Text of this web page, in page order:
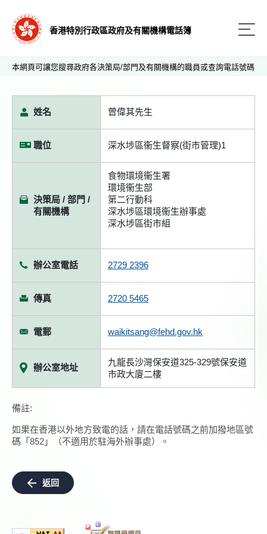
香港特別行政區政府及有關機構電話簿
本網頁可讓您搜尋政府各決策局/部門及有關機構的職員或查詢電話號碼
姓名 曾偉其先生
職位 深水埗區衞生督察(街市管理)1
決策局 / 部門 /
有關機構
食物環境衞生署
環境衞生部
第二行動科
深水埗區環境衞生辦事處
深水埗區街市組
辦公室電話 2729 2396
傳真 2720 5465
電郵 waikitsang@fehd.gov.hk
辦公室地址
九龍長沙灣保安道325-329號保安道
市政大廈二樓
備註:
如果在香港以外地方致電的話，請在電話號碼之前加撥地區號
碼「852」（不適用於駐海外辦事處）。
返回